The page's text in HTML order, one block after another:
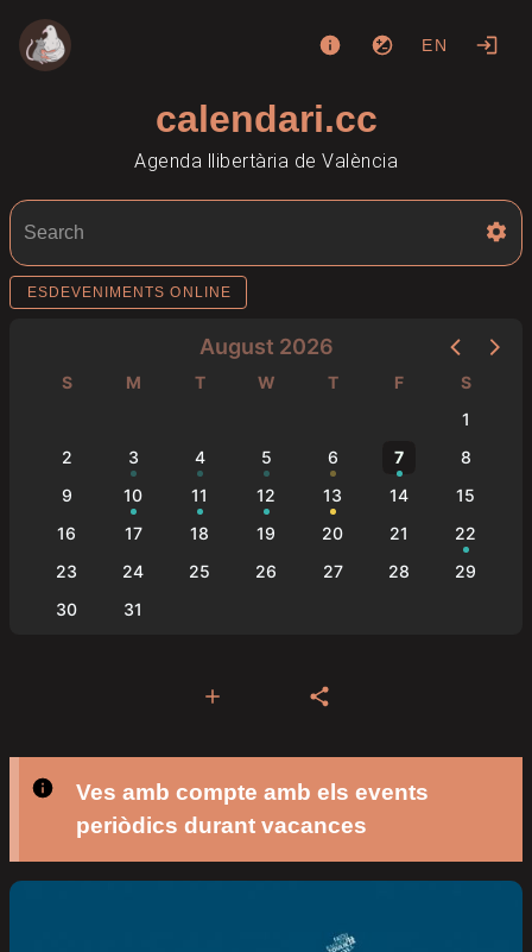
EN
calendari.cc
Agenda llibertària de València
ESDEVENIMENTS ONLINE
August 2026
S M T W T F
S
1
2
3 4 5 6 7
8
9
10 11 12 13 14
15
16
17 18 19 20 21
22
23
24 25 26 27 28
29
30
31
Ves amb compte amb els events
periòdics durant vacances